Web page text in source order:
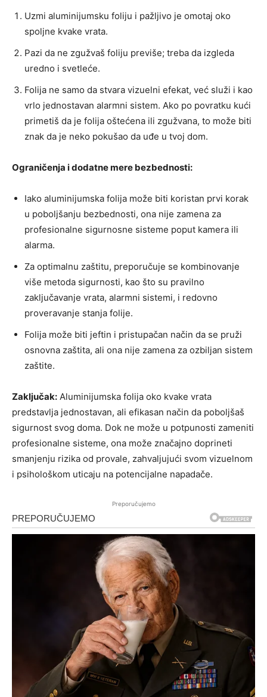
Uzmi aluminijumsku foliju i pažljivo je omotaj oko
spoljne kvake vrata.
Pazi da ne zgužvaš foliju previše; treba da izgleda
uredno i svetleće.
Folija ne samo da stvara vizuelni efekat, već služi i kao
vrlo jednostavan alarmni sistem. Ako po povratku kući
primetiš da je folija oštećena ili zgužvana, to može biti
znak da je neko pokušao da uđe u tvoj dom.
Ograničenja i dodatne mere bezbednosti:
Iako aluminijumska folija može biti koristan prvi korak
u poboljšanju bezbednosti, ona nije zamena za
profesionalne sigurnosne sisteme poput kamera ili
alarma.
Za optimalnu zaštitu, preporučuje se kombinovanje
više metoda sigurnosti, kao što su pravilno
zaključavanje vrata, alarmni sistemi, i redovno
proveravanje stanja folije.
Folija može biti jeftin i pristupačan način da se pruži
osnovna zaštita, ali ona nije zamena za ozbiljan sistem
zaštite.
Zaključak: Aluminijumska folija oko kvake vrata
predstavlja jednostavan, ali efikasan način da poboljšaš
sigurnost svog doma. Dok ne može u potpunosti zameniti
profesionalne sisteme, ona može značajno doprineti
smanjenju rizika od provale, zahvaljujući svom vizuelnom
i psihološkom uticaju na potencijalne napadače.
Preporučujemo